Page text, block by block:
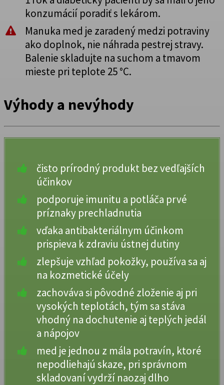
konzumácií poradiť s lekárom.
Manuka med je zaradený medzi potraviny
ako doplnok, nie náhrada pestrej stravy.
Balenie skladujte na suchom a tmavom
mieste pri teplote 25 °C.
Výhody a nevýhody
čisto prírodný produkt bez vedľajších
účinkov
podporuje imunitu a potláča prvé
príznaky prechladnutia
vďaka antibakteriálnym účinkom
prispieva k zdraviu ústnej dutiny
zlepšuje vzhľad pokožky, používa sa aj
na kozmetické účely
zachováva si pôvodné zloženie aj pri
vysokých teplotách, tým sa stáva
vhodný na dochutenie aj teplých jedál
a nápojov
med je jednou z mála potravín, ktoré
nepodliehajú skaze, pri správnom
skladovaní vydrží naozaj dlho